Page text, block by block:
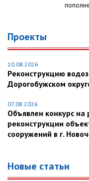
Проекты
10.08.2026
Реконструкцию
Дорогобужском
07.08.2026
Объявлен конкурс на
реконструкции
сооружений в г.
Новые статьи